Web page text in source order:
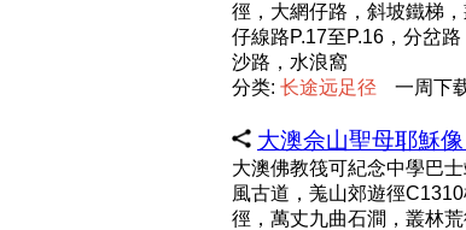
徑，大網仔路，斜坡鐵梯
仔線路P.17至P.16，分岔
沙路，水浪窩
分类: 长途远足径 一周下
大澳佘山聖母耶穌
大澳佛教筏可紀念中學巴
風古道，羗山郊遊徑
徑，萬丈九曲石澗，叢林